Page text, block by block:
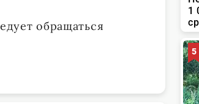
обращаться